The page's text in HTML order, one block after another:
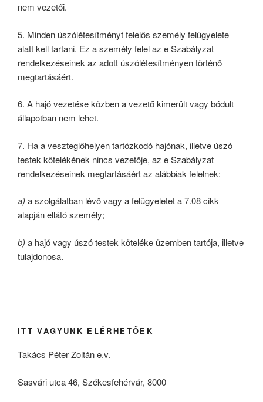
nem vezetői.
5. Minden úszólétesítményt felelős személy felügyelete
alatt kell tartani. Ez a személy felel az e Szabályzat
rendelkezéseinek az adott úszólétesítményen történő
megtartásáért.
6. A hajó vezetése közben a vezető kimerült vagy bódult
állapotban nem lehet.
7. Ha a veszteglőhelyen tartózkodó hajónak, illetve úszó
testek kötelékének nincs vezetője, az e Szabályzat
rendelkezéseinek megtartásáért az alábbiak felelnek:
a) a szolgálatban lévő vagy a felügyeletet a 7.08 cikk
alapján ellátó személy;
b) a hajó vagy úszó testek köteléke üzemben tartója, illetve
tulajdonosa.
ITT VAGYUNK ELÉRHETŐEK
Takács Péter Zoltán e.v.
Sasvári utca 46, Székesfehérvár, 8000